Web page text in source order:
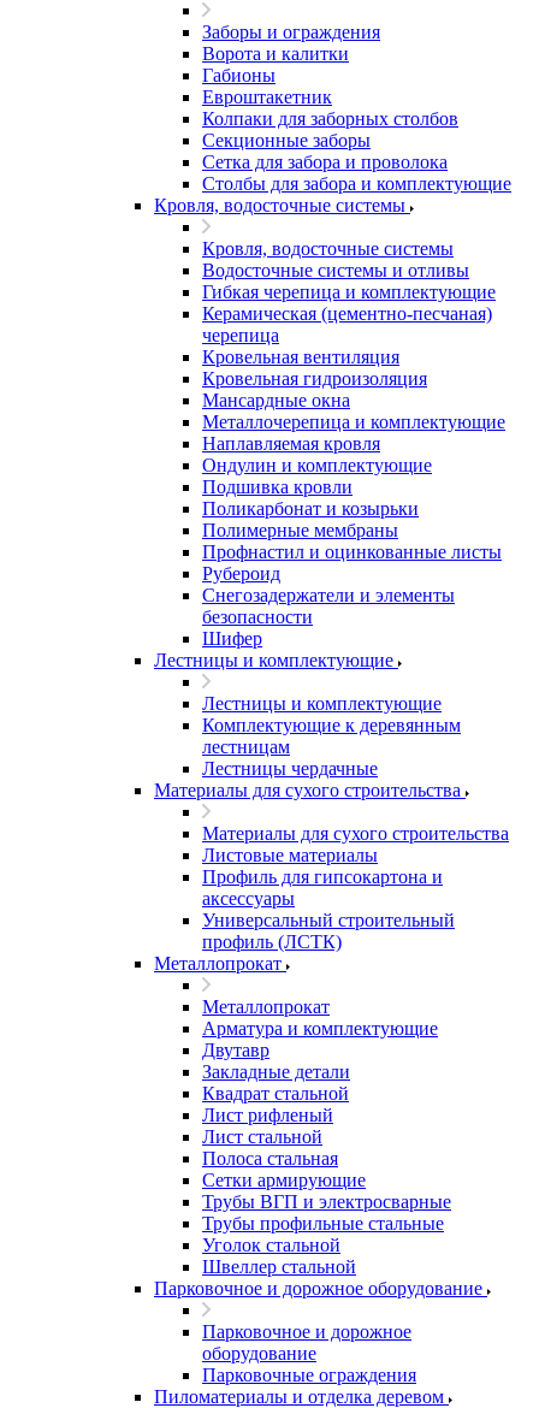
Заборы и ограждения
Ворота и калитки
Габионы
Евроштакетник
Колпаки для заборных столбов
Секционные заборы
Сетка для забора и проволока
Столбы для забора и комплектующие
Кровля, водосточные системы
Кровля, водосточные системы
Водосточные системы и отливы
Гибкая черепица и комплектующие
Керамическая (цементно-песчаная)
черепица
Кровельная вентиляция
Кровельная гидроизоляция
Мансардные окна
Металлочерепица и комплектующие
Наплавляемая кровля
Ондулин и комплектующие
Подшивка кровли
Поликарбонат и козырьки
Полимерные мембраны
Профнастил и оцинкованные листы
Рубероид
Снегозадержатели и элементы
безопасности
Шифер
Лестницы и комплектующие
Лестницы и комплектующие
Комплектующие к деревянным
лестницам
Лестницы чердачные
Материалы для сухого строительства
Материалы для сухого строительства
Листовые материалы
Профиль для гипсокартона и
аксессуары
Универсальный строительный
профиль (ЛСТК)
Металлопрокат
Металлопрокат
Арматура и комплектующие
Двутавр
Закладные детали
Квадрат стальной
Лист рифленый
Лист стальной
Полоса стальная
Сетки армирующие
Трубы ВГП и электросварные
Трубы профильные стальные
Уголок стальной
Швеллер стальной
Парковочное и дорожное оборудование
Парковочное и дорожное
оборудование
Парковочные ограждения
Пиломатериалы и отделка деревом